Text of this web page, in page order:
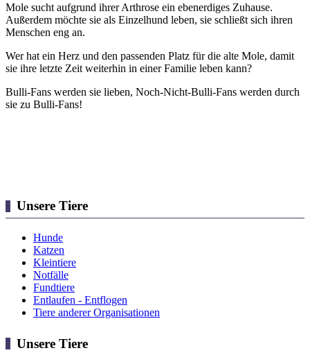
Mole sucht aufgrund ihrer Arthrose ein ebenerdiges Zuhause.
Außerdem möchte sie als Einzelhund leben, sie schließt sich ihren
Menschen eng an.
Wer hat ein Herz und den passenden Platz für die alte Mole, damit
sie ihre letzte Zeit weiterhin in einer Familie leben kann?
Bulli-Fans werden sie lieben, Noch-Nicht-Bulli-Fans werden durch
sie zu Bulli-Fans!
Unsere Tiere
Hunde
Katzen
Kleintiere
Notfälle
Fundtiere
Entlaufen - Entflogen
Tiere anderer Organisationen
Unsere Tiere